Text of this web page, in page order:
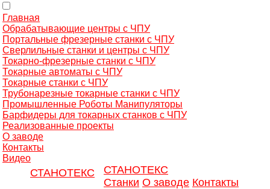
Главная
Обрабатывающие центры с ЧПУ
Портальные фрезерные станки с ЧПУ
Сверлильные станки и центры с ЧПУ
Токарно-фрезерные станки с ЧПУ
Токарные автоматы с ЧПУ
Токарные станки с ЧПУ
Трубонарезные токарные станки с ЧПУ
Промышленные Роботы Манипуляторы
Барфидеры для токарных станков с ЧПУ
Реализованные проекты
О заводе
Контакты
Видео
СТАНОТЕКС
СТАНОТЕКС
Станки О заводе Контакты